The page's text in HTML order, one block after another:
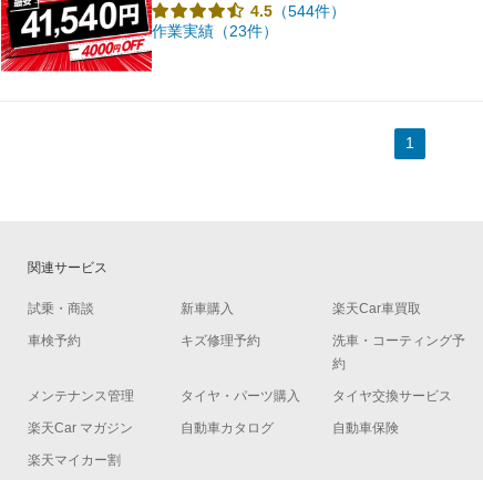
4.5 （544件）
作業実績（23件）
1
関連サービス
試乗・商談 新車購入 楽天Car車買取
車検予約 キズ修理予約
洗車・コーティング予
約
メンテナンス管理 タイヤ・パーツ購入 タイヤ交換サービス
楽天Car マガジン 自動車カタログ 自動車保険
楽天マイカー割